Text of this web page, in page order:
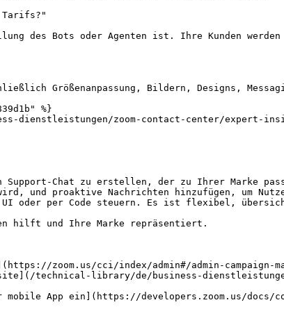
des Bots oder Agenten ist. Ihre Kunden
Größenanpassung, Bildern, Designs,
%}
zoom-contact-center/expert-
Support-Chat zu erstellen, der zu Ihrer Marke
und proaktive Nachrichten hinzufügen, um
UI oder per Code steuern. Es ist flexibel,
hilft und Ihre Marke repräsentiert.
zoom.us/cci/index/admin#/admin-campaign-
technical-library/de/business-
App ein](https://developers.zoom.us/docs/